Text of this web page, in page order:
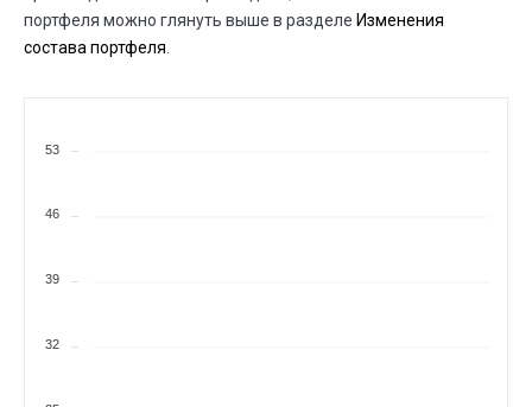
портфеля можно глянуть выше в разделе Изменения
состава портфеля
53
46
39
32